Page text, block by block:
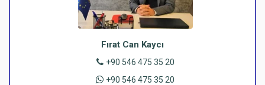
Fırat Can Kaycı
+90 546 475 35 20
+90 546 475 35 20